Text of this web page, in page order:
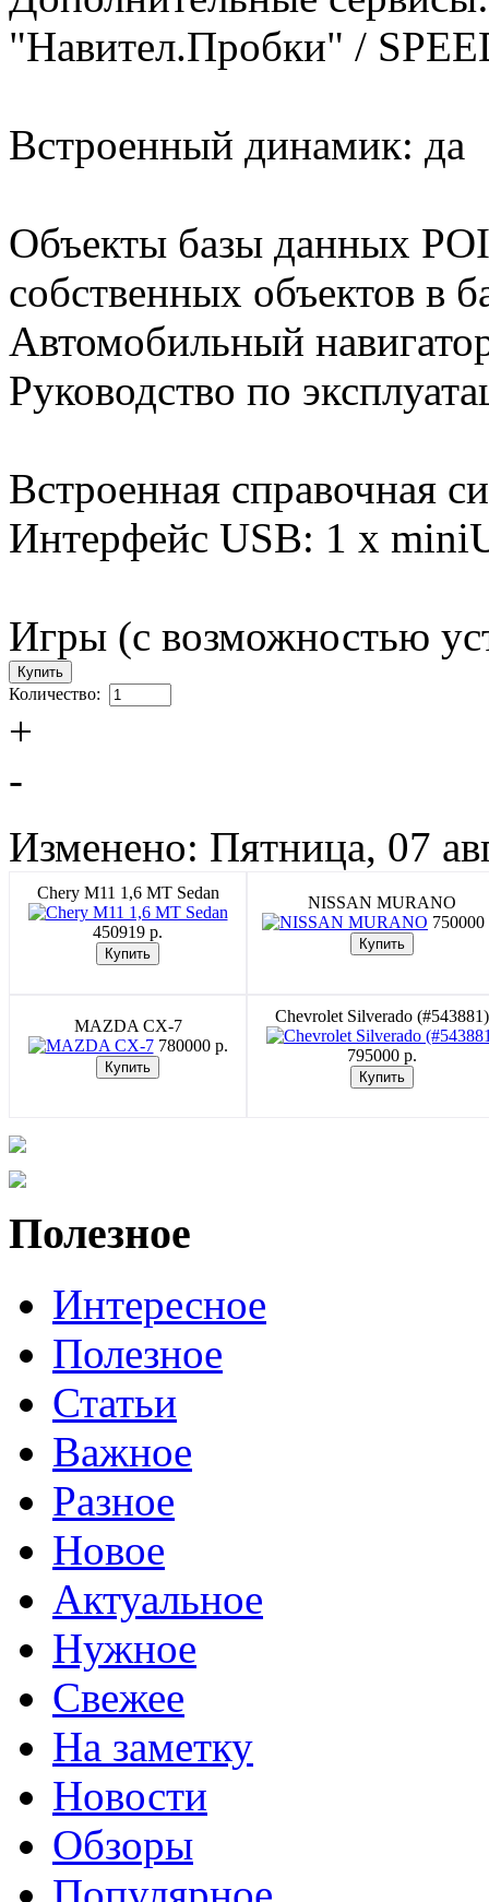
"Навител.Пробки" /
Встроенный динамик: да
Объекты базы данных
собственных объектов в
Автомобильный
Руководство по
Встроенная справочная
Интерфейс USB: 1 x
Игры (с возможностью
Количество:
+
-
Изменено: Пятница, 07
Chery M11 1,6 MT Sedan
450919 p.
NISSAN MURANO
750000
MAZDA CX-7
780000 p.
Chevrolet Silverado (#543881)
795000 p.
Полезное
Интересное
Полезное
Статьи
Важное
Разное
Новое
Актуальное
Нужное
Свежее
На заметку
Новости
Обзоры